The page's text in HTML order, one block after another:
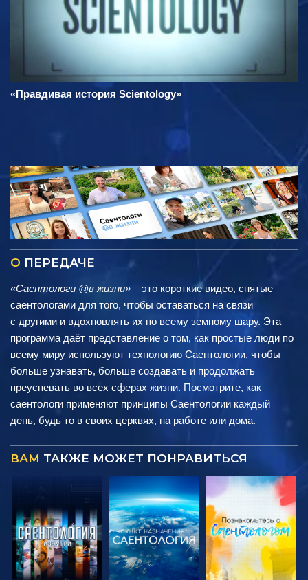
«Правдивая история Scientology»
О ПЕРЕДАЧЕ
«Саентологи @в жизни» – это короткие видео, снятые
саентологами для того, чтобы оставаться на связи
с другими и вдохновлять их по всему земному шару. Эта
программа даёт представление о том, как простые люди по
всему миру используют технологию Саентологии, чтобы
больше узнавать, больше создавать и продолжать
преуспевать во всех сферах жизни. Посмотрите, как
саентологи применяют принципы Саентологии каждый
день, будь то в своих церквях, на работе или дома.
ВАМ ТАКЖЕ МОЖЕТ ПОНРАВИТЬСЯ